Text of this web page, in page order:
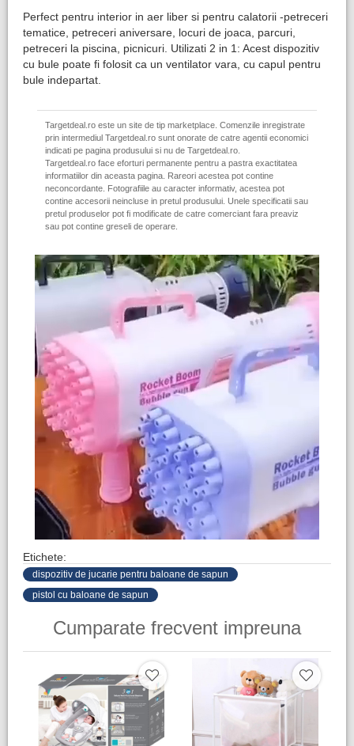
Perfect pentru interior in aer liber si pentru calatorii -petreceri
tematice, petreceri aniversare, locuri de joaca, parcuri,
petreceri la piscina, picnicuri. Utilizati 2 in 1: Acest dispozitiv
cu bule poate fi folosit ca un ventilator vara, cu capul pentru
bule indepartat.
Targetdeal.ro este un site de tip marketplace. Comenzile inregistrate
prin intermediul Targetdeal.ro sunt onorate de catre agentii economici
indicati pe pagina produsului si nu de Targetdeal.ro.
Targetdeal.ro face eforturi permanente pentru a pastra exactitatea
informatiilor din aceasta pagina. Rareori acestea pot contine
neconcordante. Fotografiile au caracter informativ, acestea pot
contine accesorii neincluse in pretul produsului. Unele specificatii sau
pretul produselor pot fi modificate de catre comerciant fara preaviz
sau pot contine greseli de operare.
Etichete:
dispozitiv de jucarie pentru baloane de sapun
pistol cu baloane de sapun
Cumparate frecvent impreuna